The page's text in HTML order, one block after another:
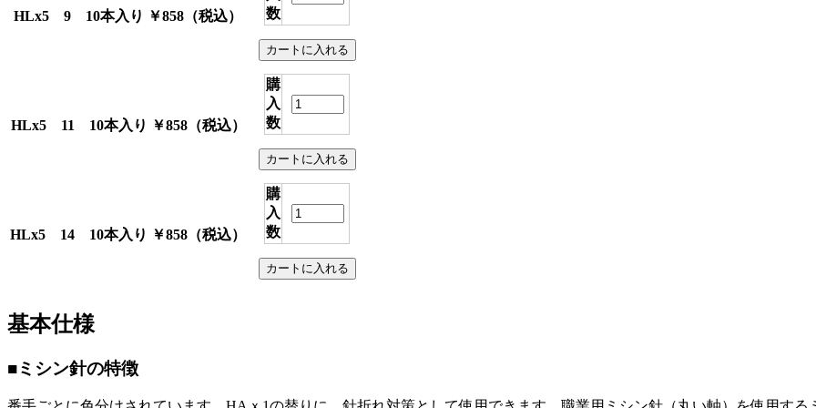
HLx5 9 10本入り ￥858 （税込）
数
HLx5 11 10本入り ￥858（税込）
購
入
数
HLx5 14 10本入り ￥858 （税込）
購
入
数
基本仕様
■ミシン針の特徴